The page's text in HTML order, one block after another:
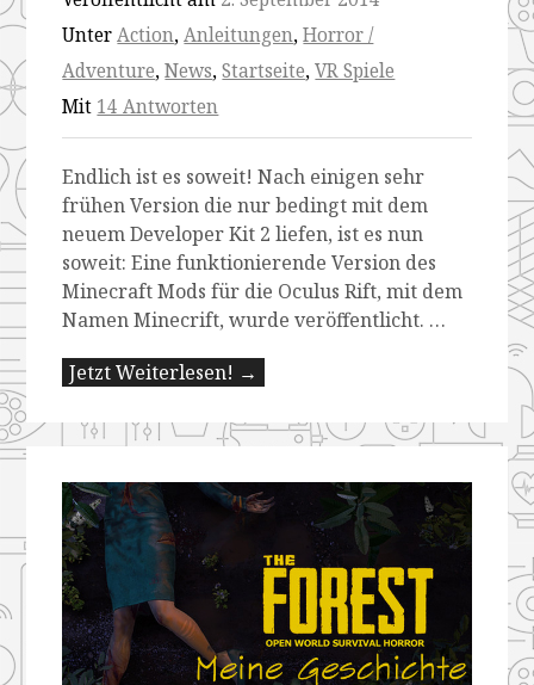
UnterAction,Anleitungen,Horror /
Adventure,News,Startseite,VR Spiele
Mit 14 Antworten
Endlich ist es soweit! Nach einigen sehr
frühen Version die nur bedingt mit dem
neuem Developer Kit 2 liefen, ist es nun
soweit: Eine funktionierende Version des
Minecraft Mods für die Oculus Rift, mit dem
Namen Minecrift, wurde veröffentlicht. …
Jetzt Weiterlesen! →